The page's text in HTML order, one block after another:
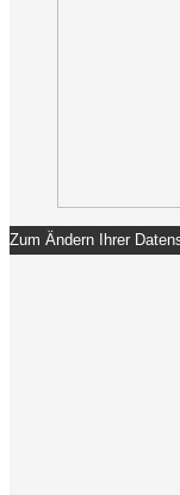
Zum Ändern Ihrer